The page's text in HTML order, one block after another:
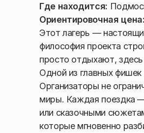
Где находится:
Ориентировочная цена:
Этот лагерь —
философия проекта
просто отдыхают,
Одной из главных
Организаторы не
миры. Каждая поездка
или сказочными
которые мгновенно